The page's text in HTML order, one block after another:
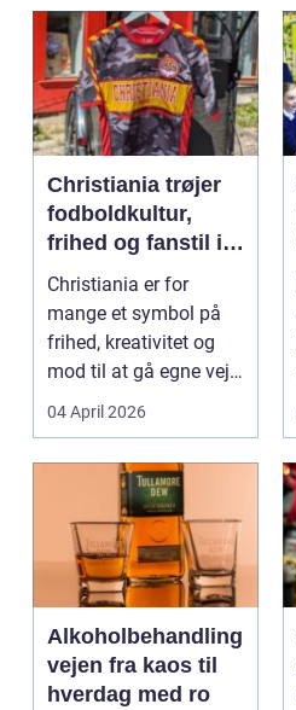
Christiania trøjer
fodboldkultur,
frihed og fanstil i
ét
Christiania er for
mange et symbol på
frihed, kreativitet og
mod til at gå egne veje.
Den samme ånd ...
04 April 2026
Alkoholbehandling
vejen fra kaos til
hverdag med ro